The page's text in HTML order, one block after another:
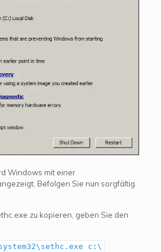
Windows mit einer
Befolgen Sie nun sorgfältig
zu kopieren, geben Sie den
c:\